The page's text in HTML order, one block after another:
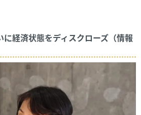
経済状態をディスクローズ（情報